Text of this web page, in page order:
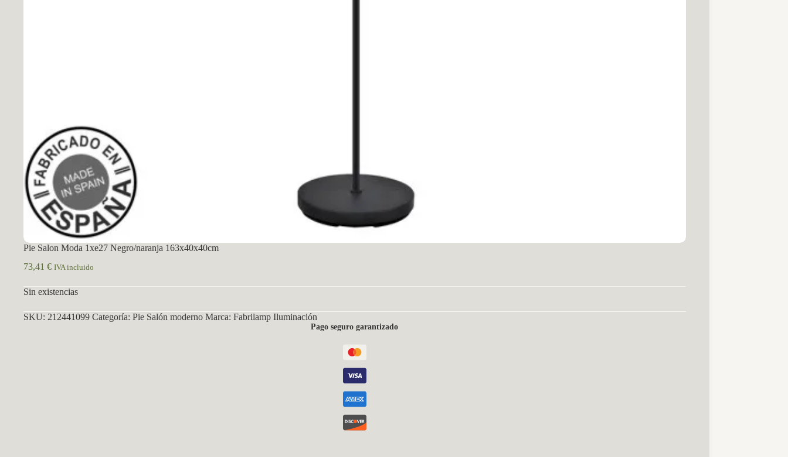
Pie Salon Moda 1xe27 Negro/naranja 163x40x40cm
73,41 € IVA incluido
Sin existencias
SKU: 212441099 Categoría: Pie Salón moderno Marca: Fabrilamp Iluminación
Pago seguro garantizado